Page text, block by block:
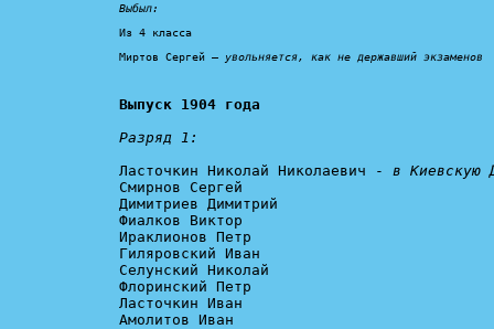
Выбыл:
Из 4 класса
Миртов Сергей – увольняется, как не державший экзаменов
Выпуск 1904 года
Разряд 1:
Ласточкин Николай Николаевич - в Киевскую
Смирнов Сергей
Димитриев Димитрий
Фиалков Виктор
Ираклионов Петр
Гиляровский Иван
Селунский Николай
Флоринский Петр
Ласточкин Иван
Амолитов Иван